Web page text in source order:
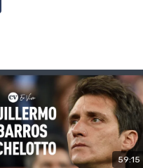
59:15